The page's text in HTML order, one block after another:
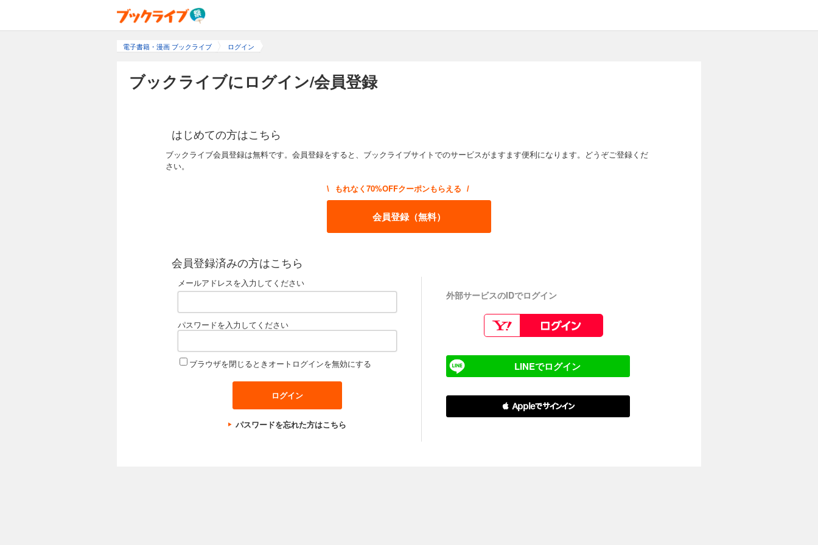
電子書籍・漫画 ブックライブ ログイン
ブックライブにログイン/会員登録
はじめての方はこちら
ブックライブ会員登録は無料です。会員登録をすると、ブックライブサイトでのサービスがますます便利になります。どうぞご登録くだ
さい。
\ もれなく70%OFFクーポンもらえる /
会員登録（無料）
会員登録済みの方はこちら
メールアドレスを入力してください
パスワードを入力してください
ブラウザを閉じるときオートログインを無効にする
パスワードを忘れた方はこちら
外部サービスのIDでログイン
LINEでログイン
 Appleでサインイン